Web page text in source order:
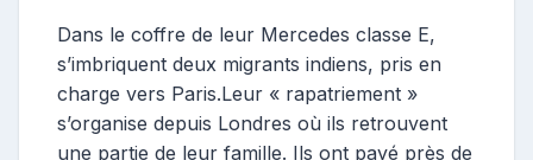
Dans le coffre de leur Mercedes classe E,
s’imbriquent deux migrants indiens, pris en
charge vers Paris.Leur « rapatriement »
s’organise depuis Londres où ils retrouvent
une partie de leur famille. Ils ont payé près de